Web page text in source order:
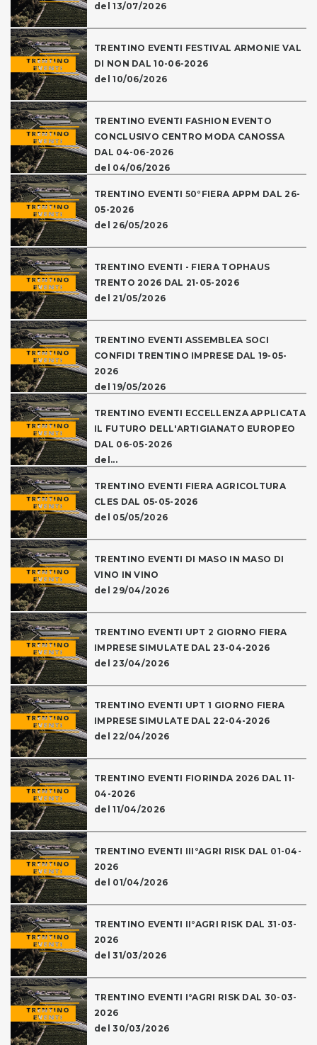
del 13/07/2026
TRENTINO EVENTI FESTIVAL ARMONIE VAL
DI NON DAL 10-06-2026
del 10/06/2026
TRENTINO EVENTI FASHION EVENTO
CONCLUSIVO CENTRO MODA CANOSSA
DAL 04-06-2026
del 04/06/2026
TRENTINO EVENTI 50°FIERA APPM DAL 26-
05-2026
del 26/05/2026
TRENTINO EVENTI - FIERA TOPHAUS
TRENTO 2026 DAL 21-05-2026
del 21/05/2026
TRENTINO EVENTI ASSEMBLEA SOCI
CONFIDI TRENTINO IMPRESE DAL 19-05-
2026
del 19/05/2026
TRENTINO EVENTI ECCELLENZA APPLICATA
IL FUTURO DELL'ARTIGIANATO EUROPEO
DAL 06-05-2026
del...
TRENTINO EVENTI FIERA AGRICOLTURA
CLES DAL 05-05-2026
del 05/05/2026
TRENTINO EVENTI DI MASO IN MASO DI
VINO IN VINO
del 29/04/2026
TRENTINO EVENTI UPT 2 GIORNO FIERA
IMPRESE SIMULATE DAL 23-04-2026
del 23/04/2026
TRENTINO EVENTI UPT 1 GIORNO FIERA
IMPRESE SIMULATE DAL 22-04-2026
del 22/04/2026
TRENTINO EVENTI FIORINDA 2026 DAL 11-
04-2026
del 11/04/2026
TRENTINO EVENTI III°AGRI RISK DAL 01-04-
2026
del 01/04/2026
TRENTINO EVENTI II°AGRI RISK DAL 31-03-
2026
del 31/03/2026
TRENTINO EVENTI I°AGRI RISK DAL 30-03-
2026
del 30/03/2026